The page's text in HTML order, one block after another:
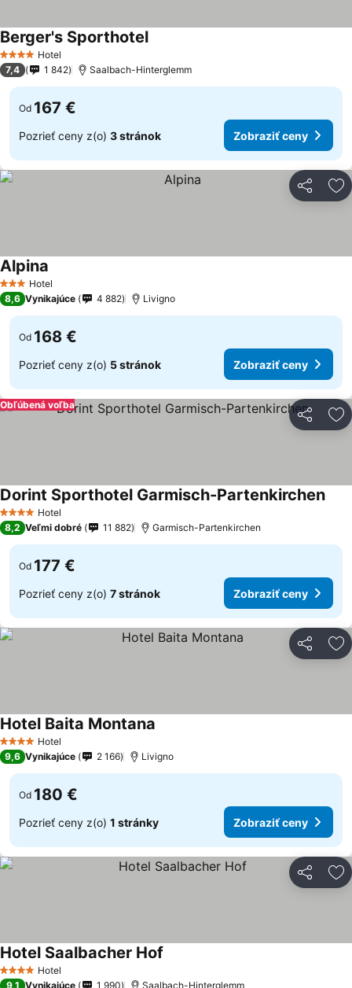
4 Počet hviezdičiek
Hotel
Berger's SporthotelZobraziť ceny
7,4 1 842 Saalbach-Hinterglemm
Od 167 €
Pozrieť ceny z(o) 3 stránok Zobraziť ceny
Zdieľať
3 Počet hviezdičiek
Hotel
Alpina
8,6 Vynikajúce 4 882 Livigno
Od 168 €
Pozrieť ceny z(o) 5 stránok Zobraziť ceny
Zdieľať
Obľúbená voľba
4 Počet hviezdičiek
Hotel
Dorint Sporthotel Garmisch-Partenkirchen
8,2 Veľmi dobré 11 882 Garmisch-Partenkirchen
Od 177 €
Pozrieť ceny z(o) 7 stránok Zobraziť ceny
Zdieľať
4 Počet hviezdičiek
Hotel
Hotel Baita Montana
9,6 Vynikajúce 2 166 Livigno
Od 180 €
Pozrieť ceny z(o) 1 stránky Zobraziť ceny
Zdieľať
4 Počet hviezdičiek
Hotel
Hotel Saalbacher Hof
9,1 Vynikajúce 1 990 Saalbach-Hinterglemm